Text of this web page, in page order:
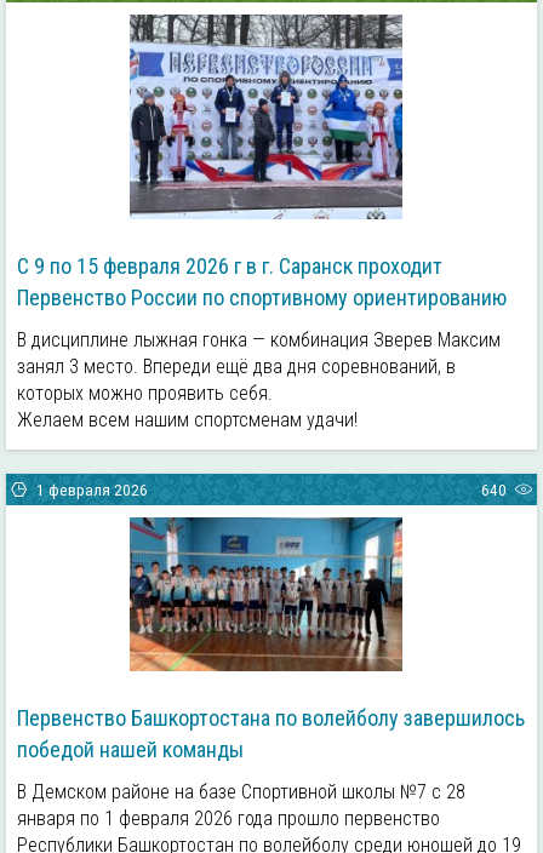
С 9 по 15 февраля 2026 г в г. Саранск проходит
Первенство России по спортивному ориентированию
В дисциплине лыжная гонка — комбинация Зверев Максим
занял 3 место. Впереди ещё два дня соревнований, в
которых можно проявить себя.
Желаем всем нашим спортсменам удачи!
1 февраля 2026 640
Первенство Башкортостана по волейболу завершилось
победой нашей команды
В Демском районе на базе Спортивной школы №7 с 28
января по 1 февраля 2026 года прошло первенство
Республики Башкортостан по волейболу среди юношей до 19